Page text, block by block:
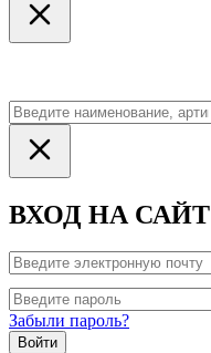
ВХОД НА САЙТ
Забыли пароль?
Войти